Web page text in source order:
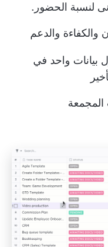
لنسبة الحضور.
والكفاءة والدعم
واحد في
المجمعة